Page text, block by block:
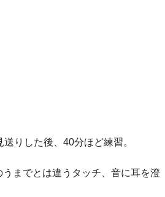
りした後、40分ほど練習。
までとは違うタッチ、音に耳を澄